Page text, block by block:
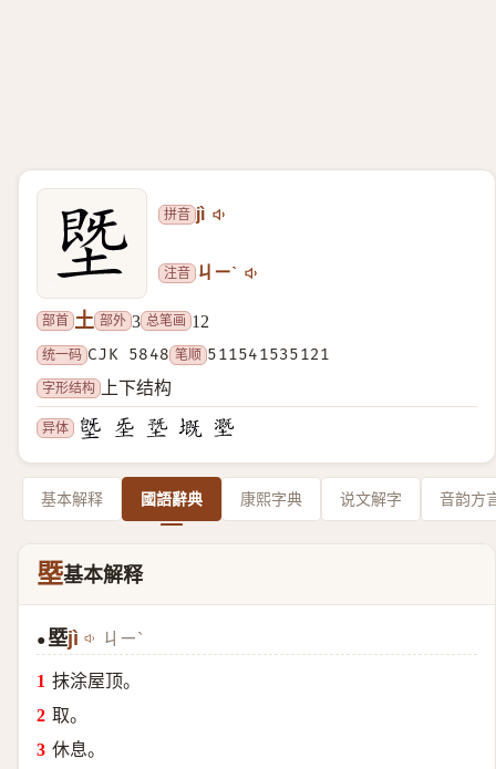
拼音 jì
注音 ㄐㄧˋ
部首 土 部外 3 总笔画 12
统一码 CJK 5848 笔顺 511541535121
字形结构
上下结构
异体
基本解释 國語辭典 康熙字典 说文解字 音韵方
塈基本解释
● 塈jì ㄐㄧˋ
抹涂屋顶。
取。
休息。